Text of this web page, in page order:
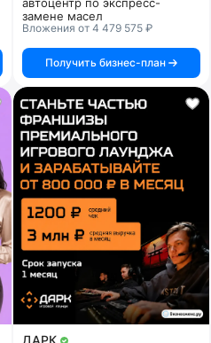
замене масел
Вложения от 4 479 575 ₽
Получить бизнес-план